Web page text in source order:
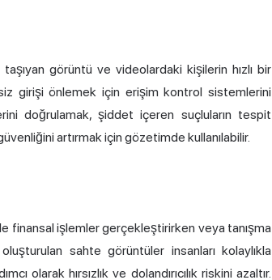
görüntü ve videolardaki kişilerin hızlı bir
girişi önlemek için erişim kontrol sistemlerini
doğrulamak, şiddet içeren suçluların tespit
artırmak için gözetimde kullanılabilir.
finansal işlemler gerçekleştirirken veya tanışma
sahte görüntüler insanları kolaylıkla
olarak hırsızlık ve dolandırıcılık riskini azaltır.